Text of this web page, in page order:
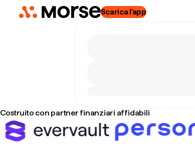
Scarica l'app
Costruito con partner finanziari affidabili